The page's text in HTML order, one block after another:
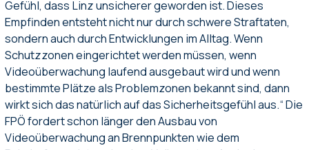
Gefühl, dass Linz unsicherer geworden ist. Dieses
Empfinden entsteht nicht nur durch schwere Straftaten,
sondern auch durch Entwicklungen im Alltag. Wenn
Schutzzonen eingerichtet werden müssen, wenn
Videoüberwachung laufend ausgebaut wird und wenn
bestimmte Plätze als Problemzonen bekannt sind, dann
wirkt sich das natürlich auf das Sicherheitsgefühl aus.“ Die
FPÖ fordert schon länger den Ausbau von
Videoüberwachung an Brennpunkten wie dem